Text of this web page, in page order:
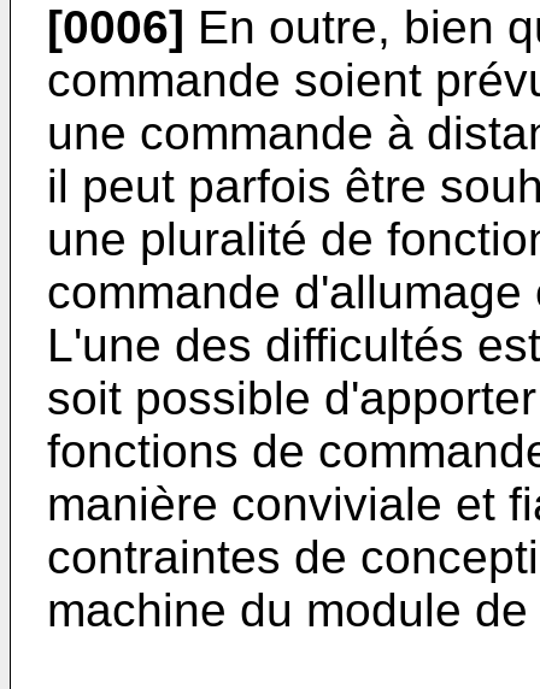
[0006] En outre, bien
commande soient
une commande à
il peut parfois être
une pluralité de
commande
L'une des difficultés
soit possible
fonctions de
manière conviviale et
contraintes de
machine du module